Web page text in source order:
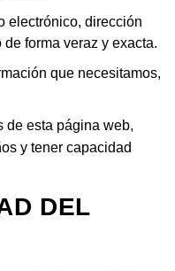
electrónico, dirección
forma veraz y exacta.
que necesitamos,
de esta página web,
y tener capacidad
DEL